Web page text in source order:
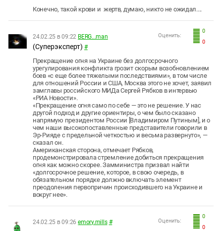
Конечно, такой крови и жертв, думаю, никто не ожидал....
0
0
Оценить:
24.02.25 в 09:22 BERG...man
(Суперэксперт) #
Прекращение огня на Украине без долгосрочного
урегулирования конфликта грозит скорым возобновлением
боев «с еще более тяжелыми последствиями», в том числе
для отношений России и США, Москва этого не хочет, заявил
замглавы российского МИДа Сергей Рябков в интервью
«РИА Новости».
«Прекращение огня само по себе — это не решение. У нас
другой подход и другие ориентиры, о чем было сказано
напрямую президентом России [Владимиром Путиным], и о
чем наши высокопоставленные представители говорили в
Эр-Рияде с предельной четкостью и весьма развернуто», —
сказал он.
Американская сторона, отмечает Рябков,
продемонстрировала стремление добиться прекращения
огня как можно скорее. Замминистра призвал найти
«долгосрочное решение, которое, в свою очередь, в
обязательном порядке должно включать элемент
преодоления первопричин происходившего на Украине и
вокруг нее».
0
0
Оценить:
24.02.25 в 09:26 emory.mills #